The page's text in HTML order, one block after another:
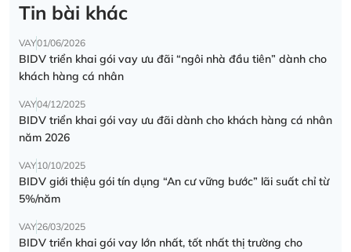
Tin bài khác
VAY01/06/2026
BIDV triển khai gói vay ưu đãi “ngôi nhà đầu tiên” dành cho
khách hàng cá nhân
VAY04/12/2025
BIDV triển khai gói vay ưu đãi dành cho khách hàng cá nhân
năm 2026
VAY10/10/2025
BIDV giới thiệu gói tín dụng “An cư vững bước” lãi suất chỉ từ
5%/năm
VAY26/03/2025
BIDV triển khai gói vay lớn nhất, tốt nhất thị trường cho